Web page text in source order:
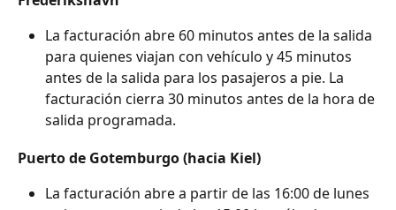
La facturación abre 60 minutos antes de la salida
para quienes viajan con vehículo y 45 minutos
antes de la salida para los pasajeros a pie. La
facturación cierra 30 minutos antes de la hora de
salida programada.
Puerto de Gotemburgo (hacia Kiel)
La facturación abre a partir de las 16:00 de lunes